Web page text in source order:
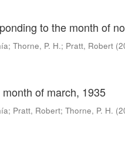
to the month of
; Thorne, P. H.; Pratt, Robert (
of march, 1935
; Pratt, Robert; Thorne, P. H. (